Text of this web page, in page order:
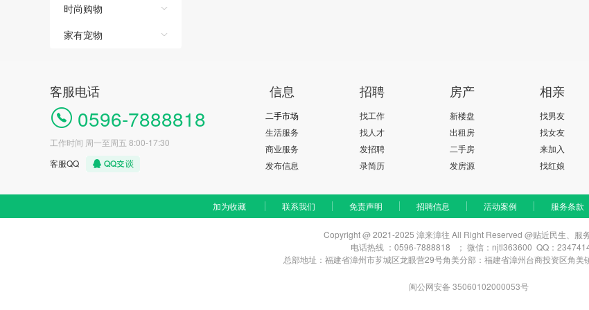
时尚购物
家有宠物
客服电话
0596-7888818
工作时间 周一至周五 8:00-17:30
客服QQ
信息
二手市场
生活服务
商业服务
发布信息
招聘
找工作
找人才
发招聘
录简历
房产
新楼盘
出租房
二手房
发房源
相亲
找男友
找女友
来加入
找红娘
加为收藏 联系我们 免责声明 招聘信息 活动案例 服务条款
Copyright @ 2021-2025 漳来漳往 All Right Reserved @贴近民生、服
电话热线 ：0596-7888818 ； 微信：njtl363600 QQ：
总部地址：福建省漳州市芗城区龙眼营29号角美分部：福建省漳州台商投资区角美
闽公网安备 35060102000053号